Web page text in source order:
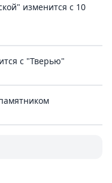
изменится с 10
с "Тверью"